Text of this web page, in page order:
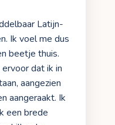
Latijn-
Ik voel me dus
beetje thuis.
dat ik in
aangezien
aangeraakt. Ik
een brede